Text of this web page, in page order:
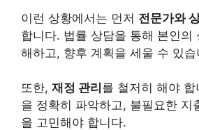
이런 상황에서는 먼저 전문가와
합니다. 법률 상담을 통해 본인의
해하고, 향후 계획을 세울 수 있습
또한, 재정 관리 를 철저히 해야
을 정확히 파악하고, 불필요한 지
을 고민해야 합니다.